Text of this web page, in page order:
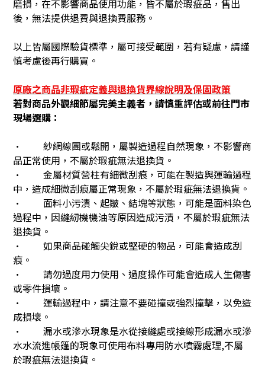
磨損，在不影響商品使用功能，皆不屬於瑕疵品，售出
後，無法提供退費與退換費服務。
以上皆屬國際驗貨標準，屬可接受範圍，若有疑慮，請謹
慎考慮後再行購買。
原廠之商品非瑕疵定義與退換貨界線說明及保固政策
若對商品外觀細節屬完美主義者，請慎重評估或前往門市
現場選購：
• 紗網線團或鬆開，屬製造過程自然現象，不影響商
品正常使用，不屬於瑕疵無法退換貨。
• 金屬材質營柱有細微刮痕，可能在製造與運輸過程
中，造成細微刮痕屬正常現象，不屬於瑕疵無法退換貨。
• 面料小污漬、起皺、結塊等狀態，可能是面料染色
過程中，因縫紉機機油等原因造成污漬，不屬於瑕疵無法
退換貨。
• 如果商品碰觸尖銳或堅硬的物品，可能會造成刮
痕。
• 請勿過度用力使用、過度操作可能會造成人生傷害
或零件損壞。
• 運輸過程中，請注意不要碰撞或強烈撞擊，以免造
成損壞。
• 漏水或滲水現象是水從接縫處或接線形成漏水或滲
水水流進帳篷的現象可使用布料專用防水噴霧處理,不屬
於瑕疵無法退換貨。